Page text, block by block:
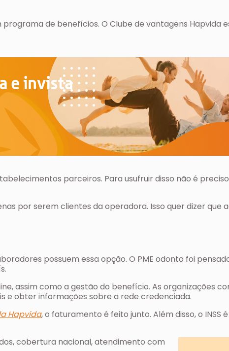
de benefícios. O Clube de vantagens Hapvida
e invista
parceiros. Para usufruir disso não é
por serem clientes da operadora. Isso quer dizer que
possuem essa opção. O PME odonto foi
assim como a gestão do benefício. As organizações
e obter informações sobre a rede credenciada.
Hapvida, o faturamento é feito junto. Além disso, o INSS
cobertura nacional, atendimento com